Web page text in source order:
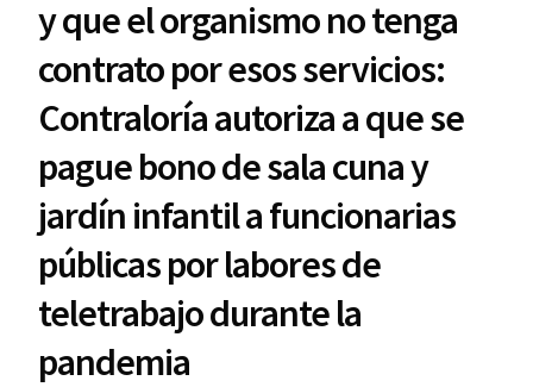
y que el organismo no tenga
contrato por esos servicios:
Contraloría autoriza a que se
pague bono de sala cuna y
jardín infantil a funcionarias
públicas por labores de
teletrabajo durante la
pandemia